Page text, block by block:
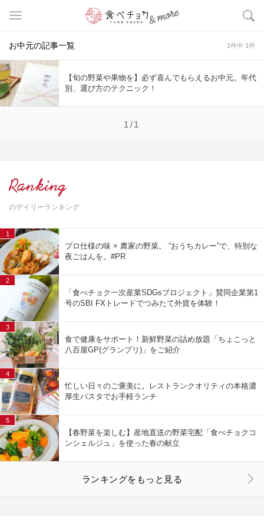
お中元の記事一覧 1件中 1件
【旬の野菜や果物を】必ず喜んでもらえるお中元。年代
別、選び方のテクニック！
1/1
Ranking
のデイリーランキング
プロ仕様の味 × 農家の野菜。 “おうちカレー”で、特別な
夜ごはんを。#PR
1
「食べチョク一次産業SDGsプロジェクト」賛同企業第1
号のSBI FXトレードでつみたて外貨を体験！
2
食で健康をサポート！新鮮野菜の詰め放題「ちょこっと
八百屋GP(グランプリ)」をご紹介
3
忙しい日々のご褒美に。レストランクオリティの本格濃
厚生パスタでお手軽ランチ
4
【春野菜を楽しむ】産地直送の野菜宅配「食べチョクコ
ンシェルジュ」を使った春の献立
5
ランキングをもっと見る